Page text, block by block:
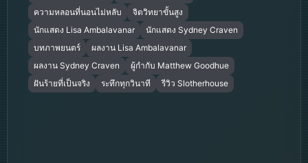
ความหลอนที่นอนไม่หลับ
จิตวิทยาขั้นสูง
นักแสดง Lisa Ambalavanar
นักแสดง Sydney Craven
บทภาพยนตร์
ผลงาน Lisa Ambalavanar
ผลงาน Sydney Craven
ผู้กำกับ Matthew Goodhue
ฝันร้ายที่เป็นจริง
ระทึกทุกวินาที รีวิว Slotherhouse